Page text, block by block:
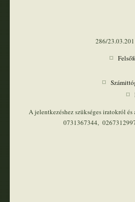
286/
A jelentkezéshez szükséges iratokról
0731367344,